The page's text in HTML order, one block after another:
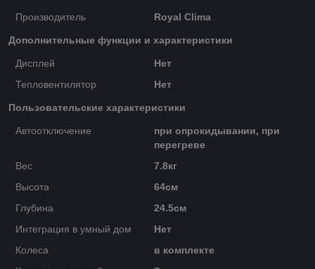
Производитель Royal Clima
Дополнительные функции и характеристики
Дисплей
Нет
Тепловентилятор
Нет
Пользовательские характеристики
Автоотключение
при опрокидывании, при
перегреве
Вес
7.8кг
Высота
64см
Глубина
24.5см
Интеграция в умный дом
Нет
Колеса
в комплекте